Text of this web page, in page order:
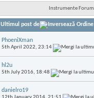
Instrumente Forum
Ultimul post de
PhoeniXman
5th April 2022, 23:14
hl2u
5th July 2016, 18:48
danielro19